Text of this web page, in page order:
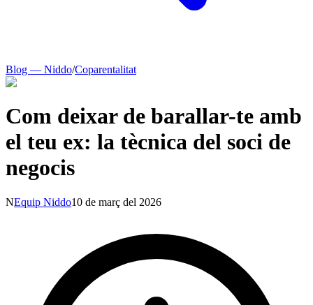
Blog — Niddo/Coparentalitat
Com deixar de barallar-te amb
el teu ex: la tècnica del soci de
negocis
NEquip Niddo10 de març del 2026